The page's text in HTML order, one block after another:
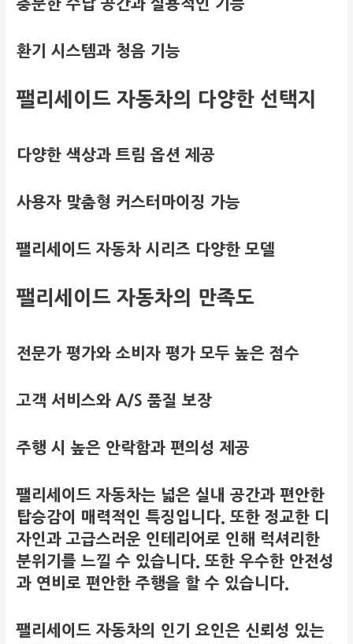
충분한 수납 공간과 실용적인 기능
환기 시스템과 청음 기능
팰리세이드 자동차의 다양한 선택지
다양한 색상과 트림 옵션 제공
사용자 맞춤형 커스터마이징 가능
팰리세이드 자동차 시리즈 다양한 모델
팰리세이드 자동차의 만족도
전문가 평가와 소비자 평가 모두 높은 점수
고객 서비스와 A/S 품질 보장
주행 시 높은 안락함과 편의성 제공
팰리세이드 자동차는 넓은 실내 공간과 편안한
탑승감이 매력적인 특징입니다. 또한 정교한 디
자인과 고급스러운 인테리어로 인해 럭셔리한
분위기를 느낄 수 있습니다. 또한 우수한 안전성
과 연비로 편안한 주행을 할 수 있습니다.
팰리세이드 자동차의 인기 요인은 신뢰성 있는